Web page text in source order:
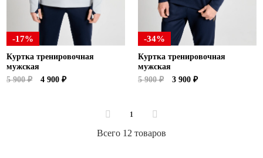
-17%
Куртка тренировочная
мужская
5 900 ₽
4 900 ₽
-34%
Куртка тренировочная
мужская
5 900 ₽
3 900 ₽
1
Всего 12 товаров